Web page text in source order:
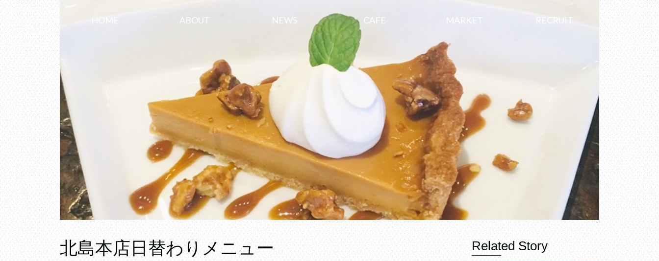
HOME ABOUT NEWS CAFE MARKET RECRUIT
北島本店日替わりメニュー Related Story